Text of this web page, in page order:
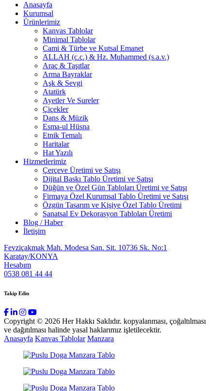
Anasayfa
Kurumsal
Ürünlerimiz
Kanvas Tablolar
Minimal Tablolar
Cami & Türbe ve Kutsal Emanet
ALLAH (c.c.) & Hz. Muhammed (s.a.v.)
Araç & Taşıtlar
Arma Bayraklar
Aşk & Sevgi
Atatürk
Ayetler Ve Sureler
Çiçekler
Dans & Müzik
Esma-ul Hüsna
Etnik Temalı
Haritalar
Hat Yazılı
Hizmetlerimiz
Çerçeve Üretimi ve Satışı
Dijital Baskı Tablo Üretimi ve Satışı
Düğün ve Özel Gün Tabloları Üretimi ve Satışı
Firmaya Özel Kurumsal Tablo Üretimi ve Satışı
Özgün Tasarım ve Kişiye Özel Tablo Üretimi
Sanatsal Ev Dekorasyon Tabloları Üretimi
Blog / Haber
İletişim
Fevziçakmak Mah. Modesa San. Sit. 10736 Sk. No:1
Karatay/KONYA
Hesabım
0538 081 44 44
Takip Edin
Copyright © 2026 Her Hakkı Saklıdır. kopyalanması, çoğaltılması
ve dağıtılması halinde yasal haklarımız işletilecektir.
Anasayfa Kanvas Tablolar Manzara